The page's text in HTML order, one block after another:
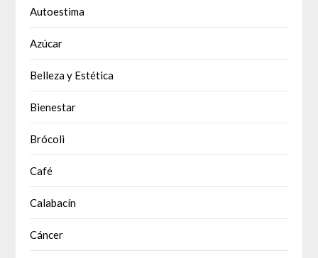
Autoestima
Azúcar
Belleza y Estética
Bienestar
Brócoli
Café
Calabacín
Cáncer